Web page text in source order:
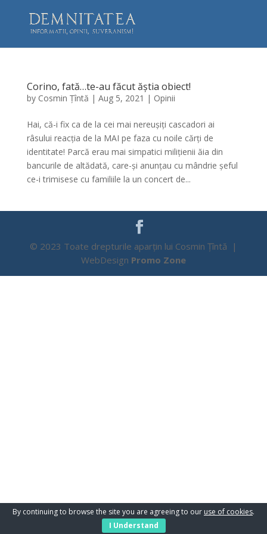
Corino, fată…te-au făcut ăștia obiect!
by Cosmin Țîntă | Aug 5, 2021 | Opinii
Hai, că-i fix ca de la cei mai nereușiți cascadori ai
râsului reacția de la MAI pe faza cu noile cărți de
identitate! Parcă erau mai simpatici milițienii ăia din
bancurile de altădată, care-și anunțau cu mândrie șeful
ce-i trimisese cu familiile la un concert de...
© 2023 Toate drepturile aparțin lui Cosmin Țîntă |
WebDesign Promo Zone
By continuing to browse the site you are agreeing to our use of cookies.
I Understand